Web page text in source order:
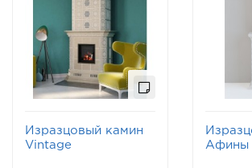
Изразцовый камин
Vintage
Афины